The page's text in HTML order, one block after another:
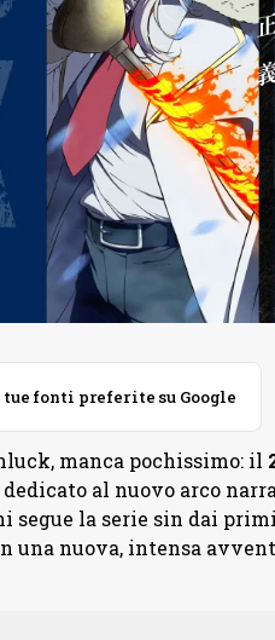
fonti preferite su Google
manca pochissimo: il
al nuovo arco
segue la serie sin dai
una nuova, intensa